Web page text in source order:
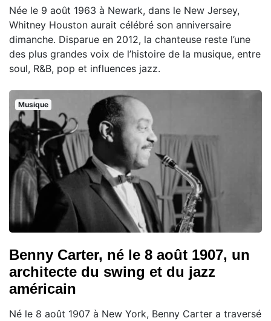
Née le 9 août 1963 à Newark, dans le New Jersey,
Whitney Houston aurait célébré son anniversaire
dimanche. Disparue en 2012, la chanteuse reste l’une
des plus grandes voix de l’histoire de la musique, entre
soul, R&B, pop et influences jazz.
Musique
Benny Carter, né le 8 août 1907, un
architecte du swing et du jazz
américain
Né le 8 août 1907 à New York, Benny Carter a traversé